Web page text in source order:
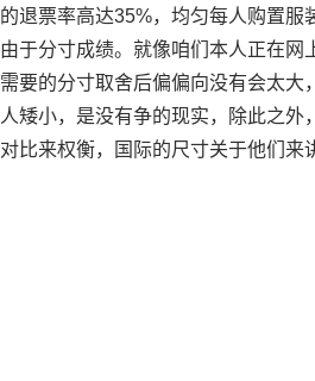
退票率高达35%，均匀每人购置
于分寸成绩。就像咱们本人正在
要的分寸取舍后偏偏向没有会太
矮小，是没有争的现实，除此之
比来权衡，国际的尺寸关于他们来